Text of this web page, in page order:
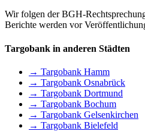
Wir folgen der BGH-
Berichte werden vor
Targobank in anderen Städten
→ Targobank Hamm
→ Targobank Osnabrück
→ Targobank Dortmund
→ Targobank Bochum
→ Targobank Gelsenkirchen
→ Targobank Bielefeld